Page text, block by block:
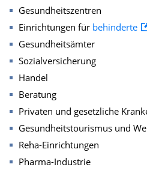
Gesundheitszentren
Einrichtungen für behinderte
Gesundheitsämter
Sozialversicherung
Handel
Beratung
Privaten und gesetzliche
Gesundheitstourismus und
Reha-Einrichtungen
Pharma-Industrie